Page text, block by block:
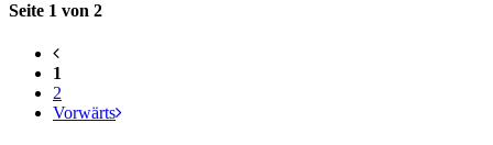
Seite 1 von 2
1
2
Vorwärts